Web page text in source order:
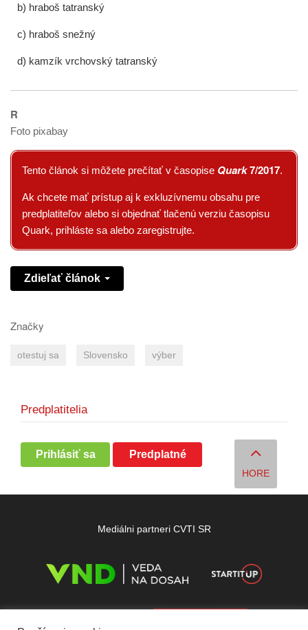
b) hraboš tatranský
c) hraboš snežný
d) kamzík vrchovský tatranský
R
Foto pixabay
Tento článok si môžete prečítať v časopise Quark7/2017.
Ak chcete mať prístup aj k exkluzívnemu obsahu pre
predplatiteľov alebo si objednať tlačenú verziu časopisu
Quark, prihláste sa alebo zaregistrujte.
Zdieľať článok
Značky
otestuj sa Slovensko výber
Predplatitelia
Prihlásiť sa Predplatné
HORE
Mediálni partneri CVTI SR